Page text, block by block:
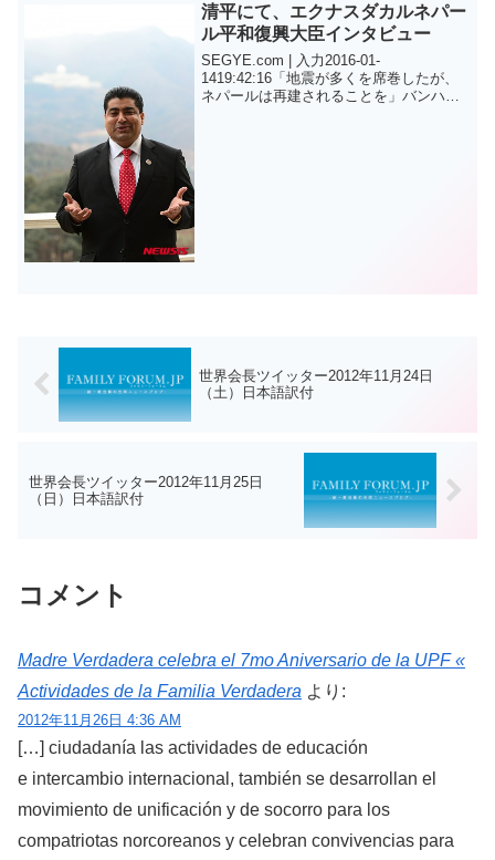
清平にて、エクナスダカルネパー
ル平和復興大臣インタビュー
SEGYE.com | 入力2016-01-
1419:42:16「地震が多くを席巻したが、
ネパールは再建されることを」バンハン
世界会長ツイッター2012年11月24日
（土）日本語訳付
世界会長ツイッター2012年11月25日
（日）日本語訳付
コメント
Madre Verdadera celebra el 7mo Aniversario de la UPF «
Actividades de la Familia Verdadera より:
2012年11月26日 4:36 AM
[…] ciudadanía las actividades de educación
e intercambio internacional, también se desarrollan el
movimiento de unificación y de socorro para los
compatriotas norcoreanos y celebran convivencias para